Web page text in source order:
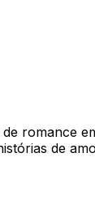
romance
de